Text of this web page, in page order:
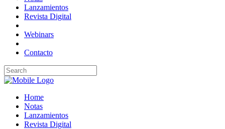
Lanzamientos
Revista Digital
Webinars
Contacto
Home
Notas
Lanzamientos
Revista Digital